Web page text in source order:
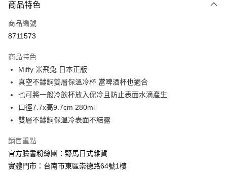
信用卡一次付款
信用卡分期付款
合作金庫商業銀行
華南商業銀行
上海商業儲蓄銀行
台北富邦商業銀行
國泰世華商業銀行
兆豐國際商業銀行
臺灣中小企業銀行
匯豐（台灣）商業銀行
聯邦商業銀行
元大商業銀行
台新國際商業銀行
台灣樂天信用卡公司
超商取貨付款
LINE Pay
Apple Pay
街口支付
悠遊付
Google Pay
商品特色
商品編號
8711573
商品特色
Miffy 米飛兔 日本正版
真空不鏽鋼雙層保溫冷杯 當啤酒杯也適合
也可將一般冷飲杯放入保冷且防止表面水滴產生
口徑7.7x高9.7cm 280ml
雙層不鏽鋼保溫冷表面不結露
銷售重點
官方臉書粉絲團：野馬日式雜貨
實體門市：台南市東區崇德路64號1樓